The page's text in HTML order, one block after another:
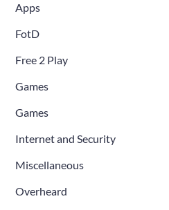
Apps
FotD
Free 2 Play
Games
Games
Internet and Security
Miscellaneous
Overheard